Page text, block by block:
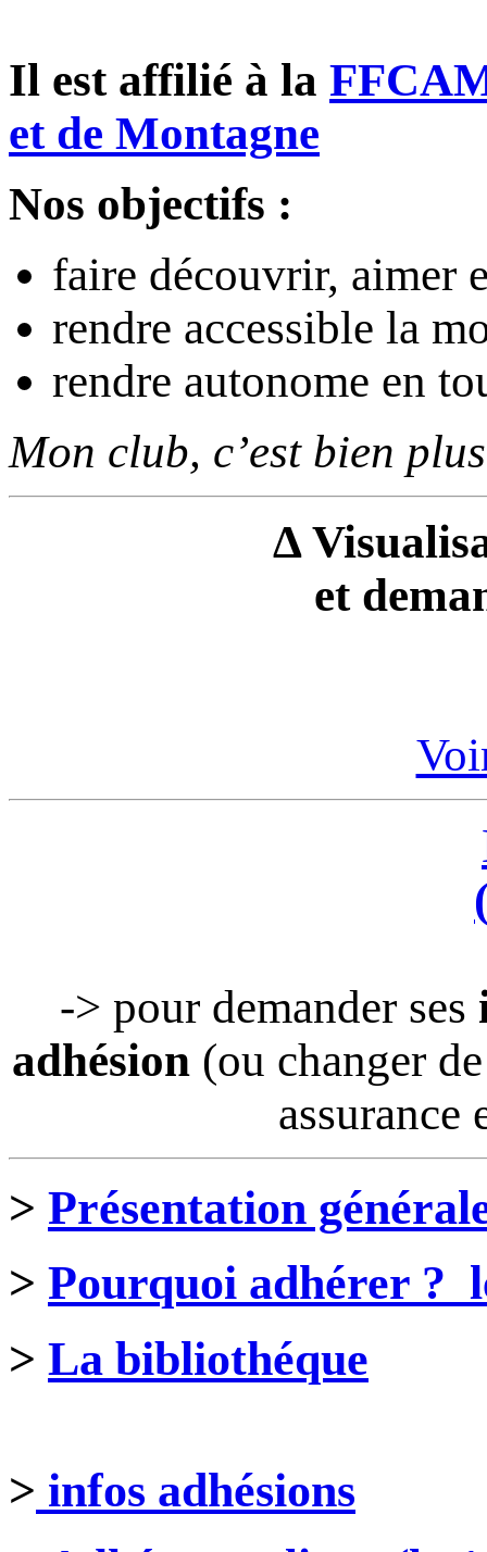
Il est affilié à la
et de Montagne
Nos objectifs :
faire découvrir, aimer
rendre accessible la
rendre autonome en
Mon club, c’est bien
Δ
et
-> pour demander ses
adhésion(ou changer
assurance
> Présentation
> Pourquoi adhérer ?
> La bibliothéque
> infos adhésions